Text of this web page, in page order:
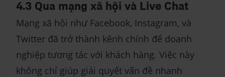
4.3 Qua mạng xã hội và Live Chat
Mạng xã hội như Facebook, Instagram, và
Twitter đã trở thành kênh chính để doanh
nghiệp tương tác với khách hàng. Việc này
không chỉ giúp giải quyết vấn đề nhanh